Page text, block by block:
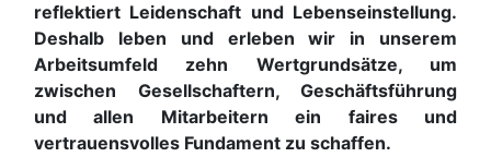
reflektiert Leidenschaft und Lebenseinstellung.
Deshalb leben und erleben wir in unserem
Arbeitsumfeld zehn Wertgrundsätze, um
zwischen Gesellschaftern, Geschäftsführung
und allen Mitarbeitern ein faires und
vertrauensvolles Fundament zu schaffen.